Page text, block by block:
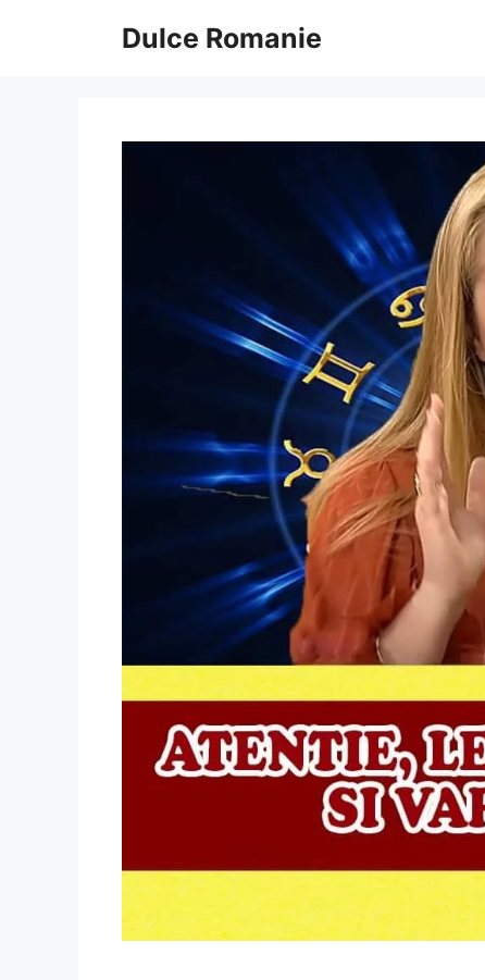
Dulce Romanie